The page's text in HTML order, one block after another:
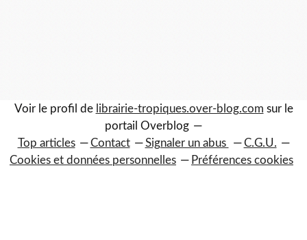
Voir le profil de librairie-tropiques.over-blog.com sur le
portail Overblog
Top articles
Contact Signaler un abus
C.G.U.
Cookies et données personnelles
Préférences cookies